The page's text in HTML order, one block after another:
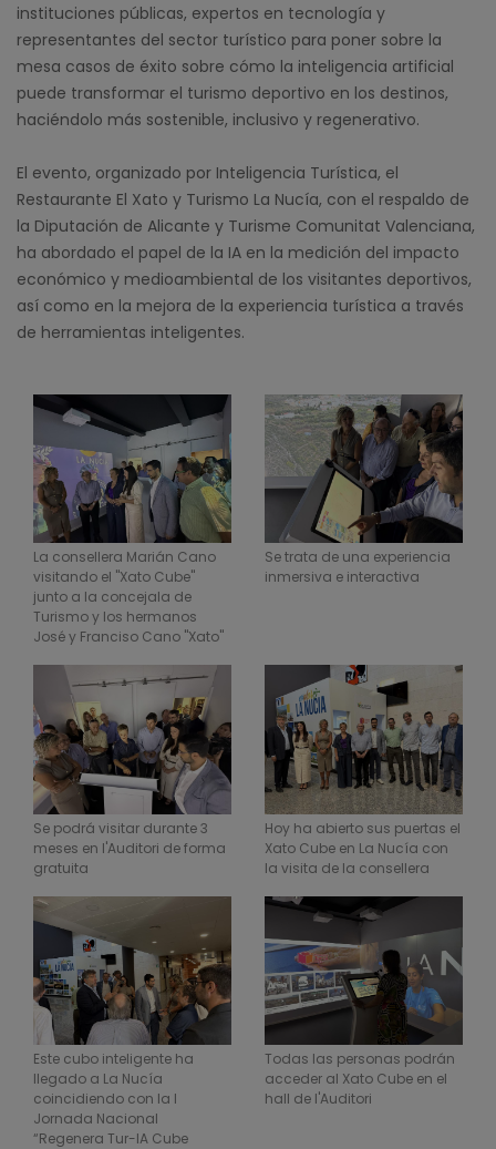
instituciones públicas, expertos en tecnología y
representantes del sector turístico para poner sobre la
mesa casos de éxito sobre cómo la inteligencia artificial
puede transformar el turismo deportivo en los destinos,
haciéndolo más sostenible, inclusivo y regenerativo.
El evento, organizado por Inteligencia Turística, el
Restaurante El Xato y Turismo La Nucía, con el respaldo de
la Diputación de Alicante y Turisme Comunitat Valenciana,
ha abordado el papel de la IA en la medición del impacto
económico y medioambiental de los visitantes deportivos,
así como en la mejora de la experiencia turística a través
de herramientas inteligentes.
La consellera Marián Cano
visitando el "Xato Cube"
junto a la concejala de
Turismo y los hermanos
José y Franciso Cano "Xato"
Se trata de una experiencia
inmersiva e interactiva
Se podrá visitar durante 3
meses en l'Auditori de forma
gratuita
Hoy ha abierto sus puertas el
Xato Cube en La Nucía con
la visita de la consellera
Este cubo inteligente ha
llegado a La Nucía
coincidiendo con la I
Jornada Nacional
“Regenera Tur-IA Cube
Todas las personas podrán
acceder al Xato Cube en el
hall de l'Auditori